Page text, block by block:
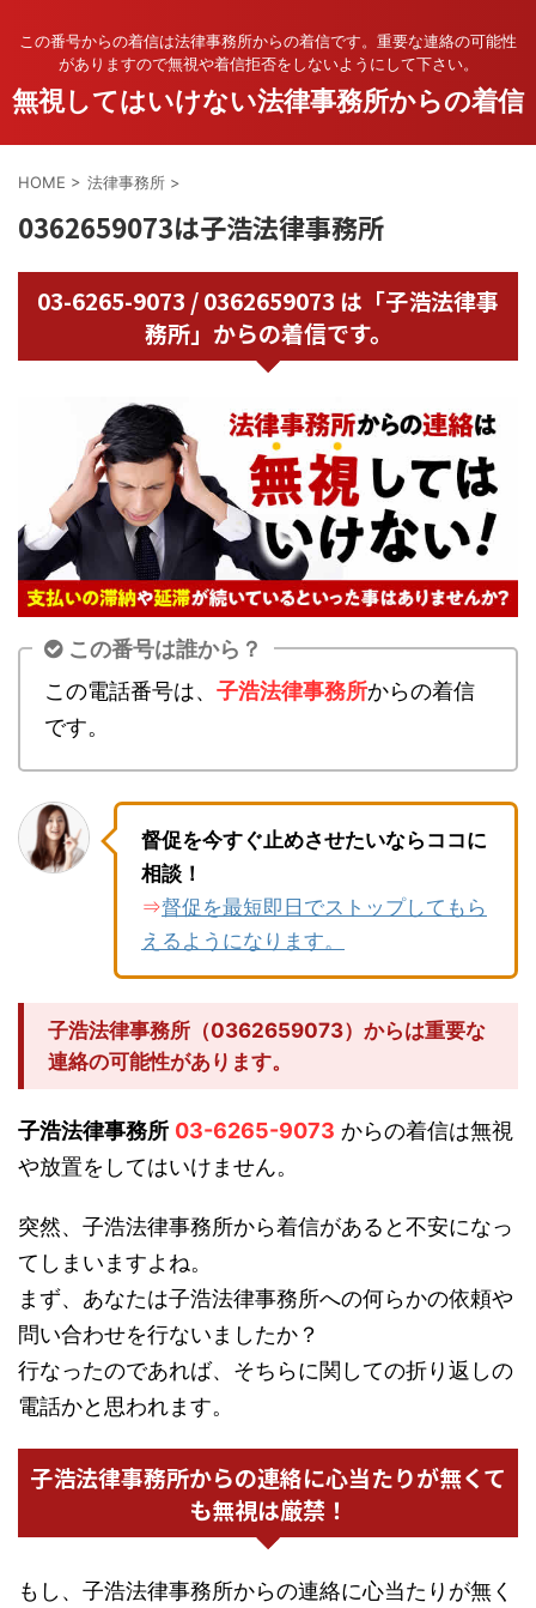
この番号からの着信は法律事務所からの着信です。重要な連絡の可能性
がありますので無視や着信拒否をしないようにして下さい。
無視してはいけない法律事務所からの着信
HOME > 法律事務所 >
0362659073は子浩法律事務所
03-6265-9073 / 0362659073 は「子浩法律事
務所」からの着信です。
この番号は誰から？
この電話番号は、 子浩法律事務所からの着信
です。
督促を今すぐ止めさせたいならココに
相談！
⇒督促を最短即日でストップしてもら
えるようになります。
子浩法律事務所（0362659073）からは重要な
連絡の可能性があります。
子浩法律事務所 03-6265-9073 からの着信は無視
や放置をしてはいけません。
突然、子浩法律事務所から着信があると不安になっ
てしまいますよね。
まず、あなたは子浩法律事務所への何らかの依頼や
問い合わせを行ないましたか？
行なったのであれば、そちらに関しての折り返しの
電話かと思われます。
子浩法律事務所からの連絡に心当たりが無くて
も無視は厳禁！
もし、子浩法律事務所からの連絡に心当たりが無く